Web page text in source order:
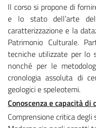
ll corso si propone di
e lo stato dell’arte
caratterizzazione e la
Patrimonio Culturale.
tecniche utilizzate per lo
nonché per le
cronologia assoluta di
geologici e speleotemi.
Conoscenza e capacità di
Comprensione critica